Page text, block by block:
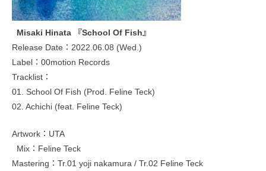
Misaki Hinata 『School Of Fish』
Release Date：2022.06.08 (Wed.)
Label：00motion Records
Tracklist：
01. School Of Fish (Prod. Feline Teck)
02. Achichi (feat. Feline Teck)
Artwork：UTA
Mix：Feline Teck
Mastering：Tr.01 yoji nakamura / Tr.02 Feline Teck